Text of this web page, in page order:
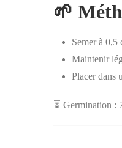
🌱
Semer à 0,5
Maintenir
Placer dans
⏳ Germination :